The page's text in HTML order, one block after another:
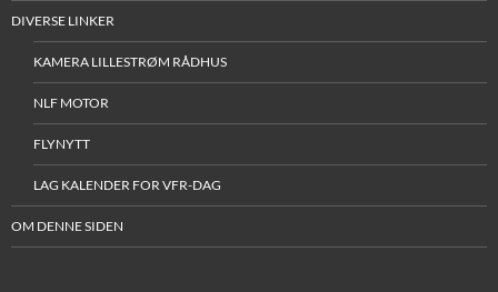
DIVERSE LINKER
KAMERA LILLESTRØM RÅDHUS
NLF MOTOR
FLYNYTT
LAG KALENDER FOR VFR-DAG
OM DENNE SIDEN